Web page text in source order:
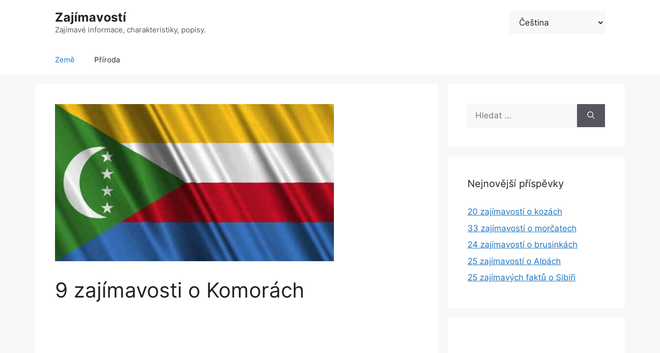
Zajímavostí
Zajímavé informace, charakteristiky, popisy.
Zvolte
Země Příroda
9 zajímavosti o Komorách
Hledat:
Nejnovější příspěvky
20 zajímavostí o kozách
33 zajímavostí o morčatech
24 zajímavostí o brusinkách
25 zajímavostí o Alpách
25 zajímavých faktů o Sibiři